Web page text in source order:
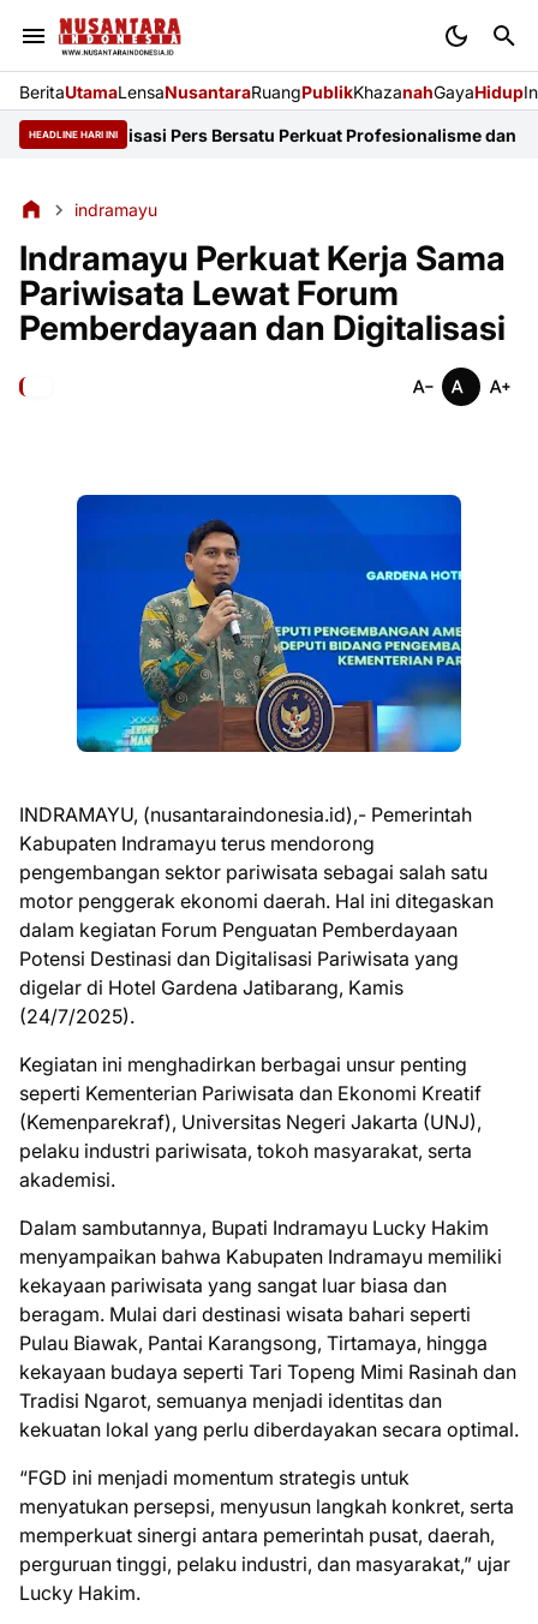
BeritaUtamaLensaNusantaraRuangPublikKhazanahGayaHidup
HEADLINE HARI INI
Organisasi Pers Bersatu Perkuat Profesionalisme dan KEJ
indramayu
Indramayu Perkuat Kerja Sama
Pariwisata Lewat Forum
Pemberdayaan dan Digitalisasi
INDRAMAYU, (nusantaraindonesia.id),- Pemerintah
Kabupaten Indramayu terus mendorong
pengembangan sektor pariwisata sebagai salah satu
motor penggerak ekonomi daerah. Hal ini ditegaskan
dalam kegiatan Forum Penguatan Pemberdayaan
Potensi Destinasi dan Digitalisasi Pariwisata yang
digelar di Hotel Gardena Jatibarang, Kamis
(24/7/2025).
Kegiatan ini menghadirkan berbagai unsur penting
seperti Kementerian Pariwisata dan Ekonomi Kreatif
(Kemenparekraf), Universitas Negeri Jakarta (UNJ),
pelaku industri pariwisata, tokoh masyarakat, serta
akademisi.
Dalam sambutannya, Bupati Indramayu Lucky Hakim
menyampaikan bahwa Kabupaten Indramayu memiliki
kekayaan pariwisata yang sangat luar biasa dan
beragam. Mulai dari destinasi wisata bahari seperti
Pulau Biawak, Pantai Karangsong, Tirtamaya, hingga
kekayaan budaya seperti Tari Topeng Mimi Rasinah dan
Tradisi Ngarot, semuanya menjadi identitas dan
kekuatan lokal yang perlu diberdayakan secara optimal.
“FGD ini menjadi momentum strategis untuk
menyatukan persepsi, menyusun langkah konkret, serta
memperkuat sinergi antara pemerintah pusat, daerah,
perguruan tinggi, pelaku industri, dan masyarakat,” ujar
Lucky Hakim.